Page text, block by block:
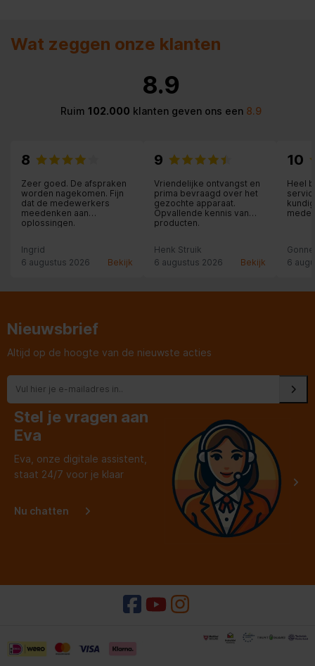
Wat zeggen onze klanten
8.9
Ruim 102.000 klanten geven ons een8.9
8
Zeer goed. De afspraken
worden nagekomen. Fijn
dat de medewerkers
meedenken aan
oplossingen.
Ingrid
6 augustus 2026
Bekijk
9
Vriendelijke ontvangst en
prima bevraagd over het
gezochte apparaat.
Opvallende kennis van
producten.
Henk Struik
6 augustus 2026
Bekijk
10
Heel
Gonne
6
Nieuwsbrief
Altijd op de hoogte van de nieuwste acties
Stel je vragen aan
Eva
Eva, onze digitale assistent,
staat 24/7 voor je klaar
Nu chatten